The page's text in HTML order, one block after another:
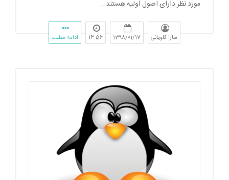
مورد نظر دارای اصول اولیه هستند...
سارا کاویانی 1398/01/17
14:56 ادامه مطلب